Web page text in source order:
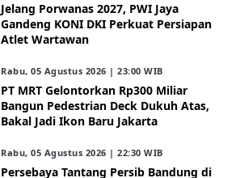
Jelang Porwanas 2027, PWI Jaya
Gandeng KONI DKI Perkuat Persiapan
Atlet Wartawan
Rabu, 05 Agustus 2026 | 23:00 WIB
PT MRT Gelontorkan Rp300 Miliar
Bangun Pedestrian Deck Dukuh Atas,
Bakal Jadi Ikon Baru Jakarta
Rabu, 05 Agustus 2026 | 22:30 WIB
Persebaya Tantang Persib Bandung di